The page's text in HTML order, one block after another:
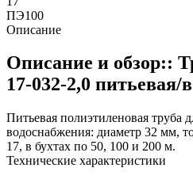
ПЭ100
Описание
Описание и обзор::
17-032-2,0 питьевая/
Питьевая полиэтиленовая труба
водоснабжения: диаметр 32 мм,
17, в бухтах по 50, 100 и 200 м.
Технические характеристики